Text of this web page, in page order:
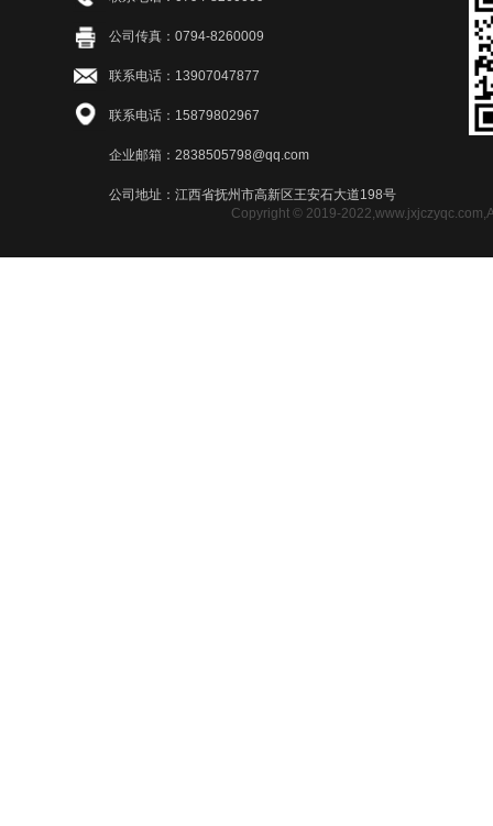
Copyright © 2019-
公司传真：0794-8260009
联系电话：13907047877
联系电话：15879802967
企业邮箱：2838505798@qq.com
公司地址：江西省抚州市高新区王安石大道198号